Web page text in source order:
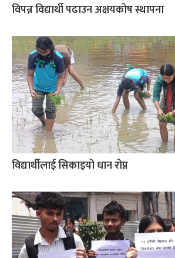
विपन्न विद्यार्थी पढाउन अक्षयकोष स्थापना
विद्यार्थीलाई सिकाइयो धान रोप्न